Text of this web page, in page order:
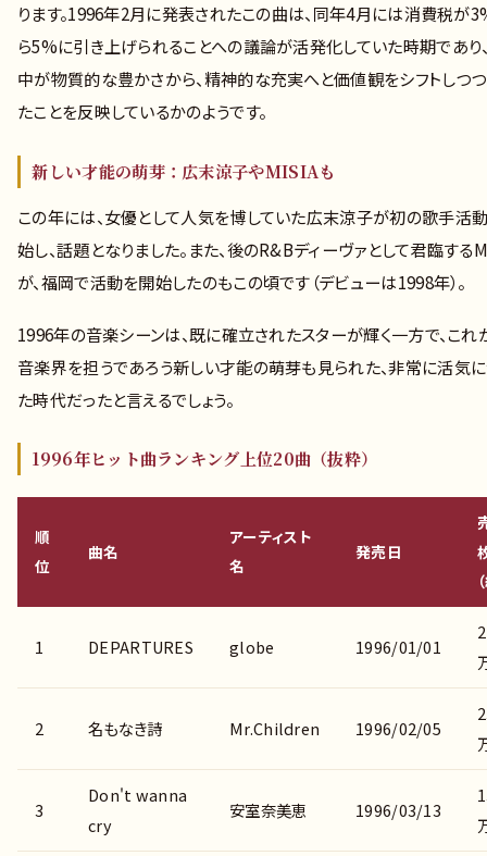
ります。1996年2月に発表されたこの曲は、同年4月には消費税が
ら5%に引き上げられることへの議論が活発化していた時期であり
中が物質的な豊かさから、精神的な充実へと価値観をシフトしつ
たことを反映しているかのようです。
新しい才能の萌芽：広末涼子やMISIAも
この年には、女優として人気を博していた広末涼子が初の歌手活
始し、話題となりました。また、後のR&Bディーヴァとして君臨する
が、福岡で活動を開始したのもこの頃です（デビューは1998年）。
1996年の音楽シーンは、既に確立されたスターが輝く一方で、これ
音楽界を担うであろう新しい才能の萌芽も見られた、非常に活気
た時代だったと言えるでしょう。
1996年ヒット曲ランキング上位20曲（抜粋）
順
位
曲名
アーティスト
名
発売日
1 DEPARTURES globe 1996/01/01
2 名もなき詩 Mr.Children 1996/02/05
3
Don't wanna
cry
安室奈美恵 1996/03/13